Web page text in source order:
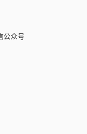
公众号